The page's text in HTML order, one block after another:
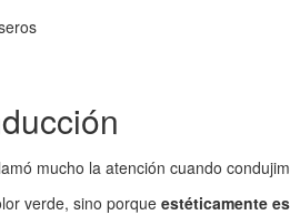
mucho la atención cuando
verde, sino porqueestéticamente